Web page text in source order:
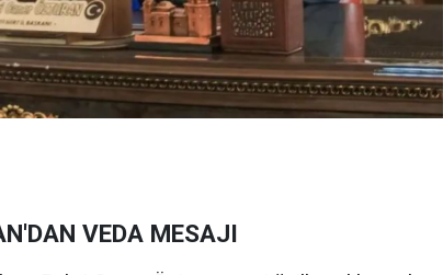
VEDA MESAJI